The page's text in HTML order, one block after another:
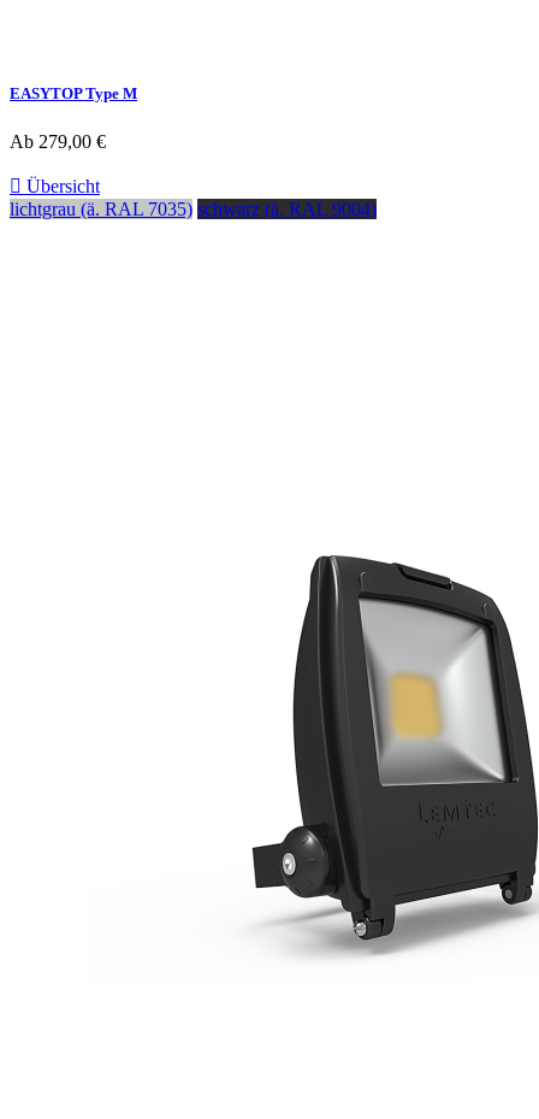
EASYTOP Type M
Ab 279,00 €
 Übersicht
lichtgrau (ä. RAL 7035) schwarz (ä. RAL 9004)